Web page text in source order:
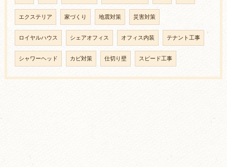
エクステリア 家づくり 地震対策 災害対策
ロイヤルハウス シェアオフィス オフィス内装 テナント工事
シャワーヘッド カビ対策 仕切り壁 スピード工事